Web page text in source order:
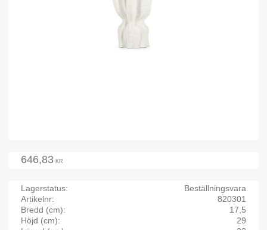
646,83 KR
Lagerstatus
Beställningsvara
Artikelnr
820301
Bredd (cm)
17,5
Höjd (cm)
29